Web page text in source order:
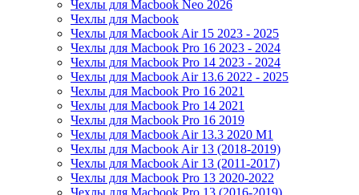
Чехлы для Macbook Neo 2026
Чехлы для Macbook
Чехлы для Macbook Air 15 2023 - 2025
Чехлы для Macbook Pro 16 2023 - 2024
Чехлы для Macbook Pro 14 2023 - 2024
Чехлы для Macbook Air 13.6 2022 - 2025
Чехлы для Macbook Pro 16 2021
Чехлы для Macbook Pro 14 2021
Чехлы для Macbook Pro 16 2019
Чехлы для Macbook Air 13.3 2020 M1
Чехлы для Macbook Air 13 (2018-2019)
Чехлы для Macbook Air 13 (2011-2017)
Чехлы для Macbook Pro 13 2020-2022
Чехлы для Macbook Pro 13 (2016-2019)